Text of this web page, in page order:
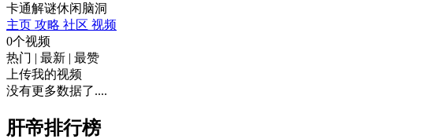
卡通解谜休闲脑洞
主页 攻略 社区 视频
0个视频
热门 | 最新 | 最赞
上传我的视频
没有更多数据了....
肝帝排行榜